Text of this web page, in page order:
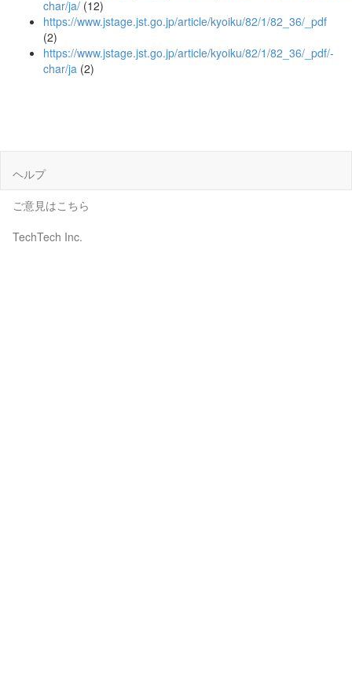
char/ja/ (12)
https://www.jstage.jst.go.jp/article/kyoiku/82/1/82_36/_pdf
(2)
https://www.jstage.jst.go.jp/article/kyoiku/82/1/82_36/_pdf/-
char/ja (2)
ヘルプ
ご意見はこちら
TechTech Inc.